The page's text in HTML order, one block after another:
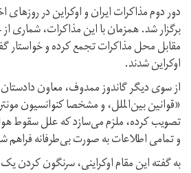
دور دوم مذاکرات ایران و اوکراین در روزهای
برگزار شد. همزمان با این مذاکرات، شماری
مقابل محل مذاکرات تجمع کرده و خواستار
اوکراین شدند.
از سوی دیگر گاندوز ممدوف، معاون
«قوانین بین‌الملل، و مشخصا کنوانسیون
تصویب کرده، ملزم می‌سازد که علل سقوط
و تمامی اطلاعات به صورت بی‌طرفانه فراهم
به گفته این مقام اوکراینی، سرنگون کردن